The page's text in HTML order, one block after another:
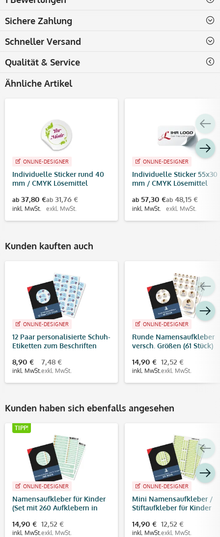
Sichere Zahlung
Schneller Versand
Qualität & Service
Ähnliche Artikel
ONLINE-DESIGNER
Individuelle Sticker rund 40
mm / CMYK Lösemittel
ab 37,80 €
inkl. MwSt.
ab 31,76 €
exkl. MwSt.
ONLINE-DESIGNER
Individuelle Sticker 55x30
mm / CMYK Lösemittel
ab 57,30 €
inkl. MwSt.
ab 48,15 €
exkl. MwSt.
Kunden kauften auch
ONLINE-DESIGNER
12 Paar personalisierte Schuh-
Etiketten zum Beschriften
8,90 €
inkl. MwSt.
7,48 €
exkl. MwSt.
ONLINE-DESIGNER
Runde Namensaufkleber
versch. Größen (61 Stück)
14,90 €
inkl. MwSt.
12,52 €
exkl. MwSt.
Kunden haben sich ebenfalls angesehen
TIPP!
ONLINE-DESIGNER
Namensaufkleber für Kinder
(Set mit 260 Aufklebern in
14,90 €
inkl. MwSt.
12,52 €
exkl. MwSt.
ONLINE-DESIGNER
Mini Namensaufkleber /
Stiftaufkleber für Kinder
mm)
14,90 €
inkl. MwSt.
12,52 €
exkl. MwSt.